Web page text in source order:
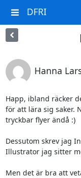
DFRI
Hanna
Happ, ibland räcker
för att lära sig saker.
tryckbar flyer ändå :)
Dessutom skrev jag
Illustrator jag sitter
Men det är bra att